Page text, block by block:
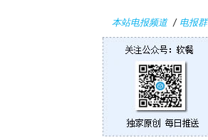
本站电报频道/ 电报群